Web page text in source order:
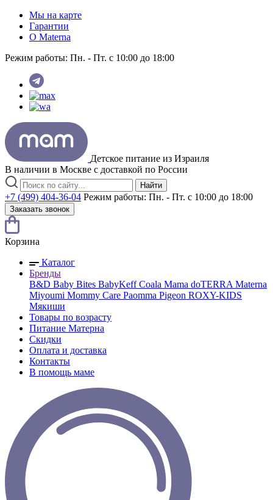
Мы на карте
Гарантии
O Materna
Режим работы: Пн. - Пт. с 10:00 до 18:00
Детское питание из Израиля
В наличии в Москве с доставкой по России
Найти
+7 (499) 404-36-04 Режим работы: Пн. - Пт. с 10:00 до 18:00
Заказать звонок
Корзина
Каталог
Бренды
B&D Baby Bites BabyKeffCoala Mama doTERRA Materna
Miyoumi Mommy Care Paomma Pigeon ROXY-KIDS
Мякиши
Товары по возрасту
Питание Матерна
Скидки
Оплата и доставка
Контакты
В помощь маме